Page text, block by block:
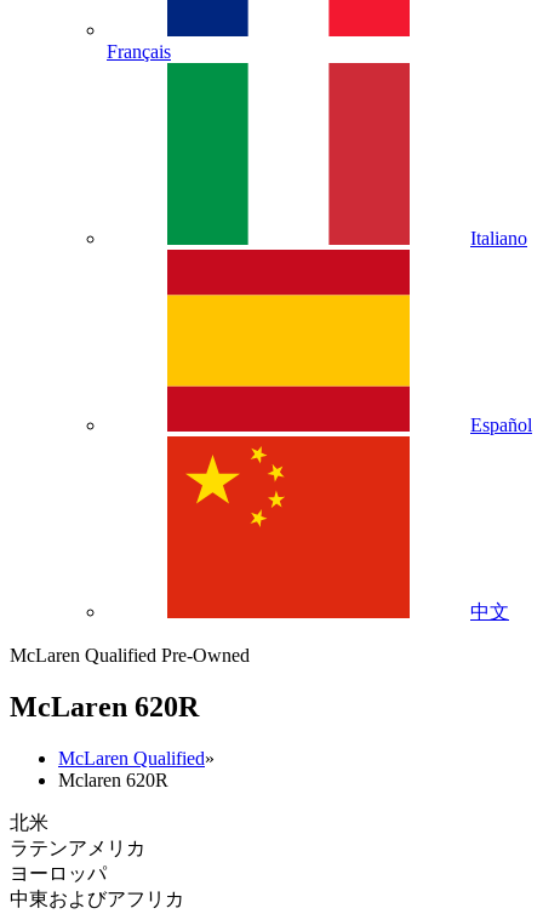
Français
Italiano
Español
中文
McLaren Qualified Pre-Owned
McLaren 620R
McLaren Qualified»
Mclaren 620R
北米
ラテンアメリカ
ヨーロッパ
中東およびアフリカ